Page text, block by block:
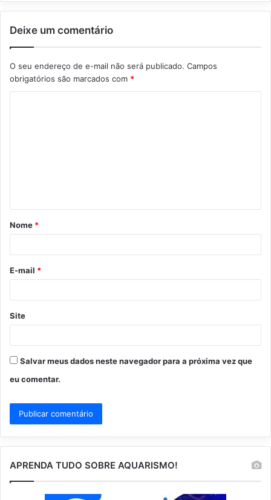
Deixe um comentário
O seu endereço de e-mail não será publicado. Campos
obrigatórios são marcados com *
á
r
*
Nome *
E-mail *
Site
Salvar meus dados neste navegador para a próxima vez que
eu comentar.
APRENDA TUDO SOBRE AQUARISMO!